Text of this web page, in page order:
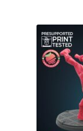
Wishlist